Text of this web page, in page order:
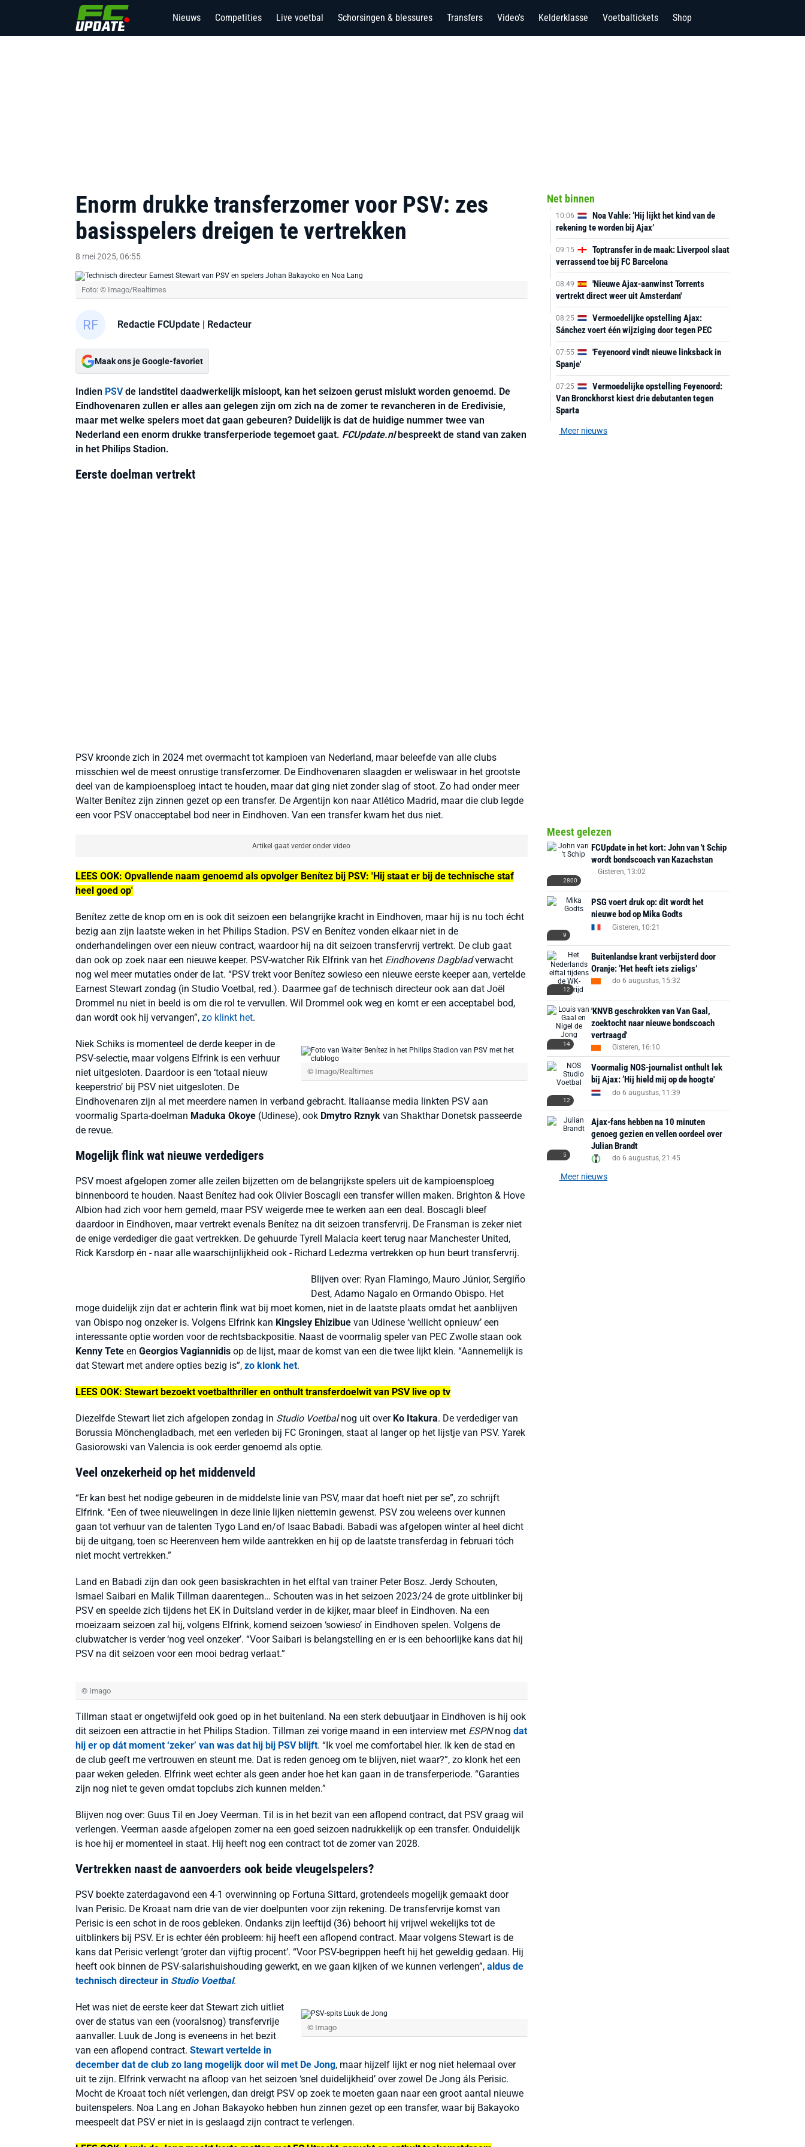
Nieuws Competities Live voetbal Schorsingen & blessures Transfers Video's Kelderklasse Voetbaltickets Shop
Enorm drukke transferzomer voor PSV: zes
basisspelers dreigen te vertrekken
8 mei 2025, 06:55
Foto: © Imago/Realtimes
Redactie FCUpdate | Redacteur
Maak ons je Google-favoriet
Indien PSVde landstitel daadwerkelijk misloopt, kan het seizoen gerust mislukt worden genoemd. De
Eindhovenaren zullen er alles aan gelegen zijn om zich na de zomer te revancheren in de Eredivisie,
maar met welke spelers moet dat gaan gebeuren? Duidelijk is dat de huidige nummer twee van
Nederland een enorm drukke transferperiode tegemoet gaat. FCUpdate.nlbespreekt de stand van zaken
in het Philips Stadion.
Eerste doelman vertrekt
PSV kroonde zich in 2024 met overmacht tot kampioen van Nederland, maar beleefde van alle clubs
misschien wel de meest onrustige transferzomer. De Eindhovenaren slaagden er weliswaar in het grootste
deel van de kampioensploeg intact te houden, maar dat ging niet zonder slag of stoot. Zo had onder meer
Walter Benítez zijn zinnen gezet op een transfer. De Argentijn kon naar Atlético Madrid, maar die club legde
een voor PSV onacceptabel bod neer in Eindhoven. Van een transfer kwam het dus niet.
Artikel gaat verder onder video
LEES OOK: Opvallende naam genoemd als opvolger Benítez bij PSV: 'Hij staat er bij de technische staf
heel goed op'
Benítez zette de knop om en is ook dit seizoen een belangrijke kracht in Eindhoven, maar hij is nu toch écht
bezig aan zijn laatste weken in het Philips Stadion. PSV en Benítez vonden elkaar niet in de
onderhandelingen over een nieuw contract, waardoor hij na dit seizoen transfervrij vertrekt. De club gaat
dan ook op zoek naar een nieuwe keeper. PSV-watcher Rik Elfrink van het Eindhovens Dagbladverwacht
nog wel meer mutaties onder de lat. “PSV trekt voor Benítez sowieso een nieuwe eerste keeper aan, vertelde
Earnest Stewart zondag (in Studio Voetbal, red.). Daarmee gaf de technisch directeur ook aan dat Joël
Drommel nu niet in beeld is om die rol te vervullen. Wil Drommel ook weg en komt er een acceptabel bod,
dan wordt ook hij vervangen”, zo klinkt het.
© Imago/Realtimes
Niek Schiks is momenteel de derde keeper in de
PSV-selectie, maar volgens Elfrink is een verhuur
niet uitgesloten. Daardoor is een ‘totaal nieuw
keeperstrio’ bij PSV niet uitgesloten. De
Eindhovenaren zijn al met meerdere namen in verband gebracht. Italiaanse media linkten PSV aan
voormalig Sparta-doelman Maduka Okoye (Udinese), ook Dmytro Rznyk van Shakthar Donetsk passeerde
de revue.
Mogelijk flink wat nieuwe verdedigers
PSV moest afgelopen zomer alle zeilen bijzetten om de belangrijkste spelers uit de kampioensploeg
binnenboord te houden. Naast Benítez had ook Olivier Boscagli een transfer willen maken. Brighton & Hove
Albion had zich voor hem gemeld, maar PSV weigerde mee te werken aan een deal. Boscagli bleef
daardoor in Eindhoven, maar vertrekt evenals Benítez na dit seizoen transfervrij. De Fransman is zeker niet
de enige verdediger die gaat vertrekken. De gehuurde Tyrell Malacia keert terug naar Manchester United,
Rick Karsdorp én - naar alle waarschijnlijkheid ook - Richard Ledezma vertrekken op hun beurt transfervrij.
Blijven over: Ryan Flamingo, Mauro Júnior, Sergiño
Dest, Adamo Nagalo en Ormando Obispo. Het
moge duidelijk zijn dat er achterin flink wat bij moet komen, niet in de laatste plaats omdat het aanblijven
van Obispo nog onzeker is. Volgens Elfrink kan Kingsley Ehizibue van Udinese ‘wellicht opnieuw’ een
interessante optie worden voor de rechtsbackpositie. Naast de voormalig speler van PEC Zwolle staan ook
Kenny Tete en Georgios Vagiannidis op de lijst, maar de komst van een die twee lijkt klein. “Aannemelijk is
dat Stewart met andere opties bezig is”, zo klonk het.
LEES OOK: Stewart bezoekt voetbalthriller en onthult transferdoelwit van PSV live op tv
Diezelfde Stewart liet zich afgelopen zondag in Studio Voetbalnog uit over Ko Itakura. De verdediger van
Borussia Mönchengladbach, met een verleden bij FC Groningen, staat al langer op het lijstje van PSV. Yarek
Gasiorowski van Valencia is ook eerder genoemd als optie.
Veel onzekerheid op het middenveld
“Er kan best het nodige gebeuren in de middelste linie van PSV, maar dat hoeft niet per se”, zo schrijft
Elfrink. “Een of twee nieuwelingen in deze linie lijken niettemin gewenst. PSV zou weleens over kunnen
gaan tot verhuur van de talenten Tygo Land en/of Isaac Babadi. Babadi was afgelopen winter al heel dicht
bij de uitgang, toen sc Heerenveen hem wilde aantrekken en hij op de laatste transferdag in februari tóch
niet mocht vertrekken.”
Land en Babadi zijn dan ook geen basiskrachten in het elftal van trainer Peter Bosz. Jerdy Schouten,
Ismael Saibari en Malik Tillman daarentegen… Schouten was in het seizoen 2023/24 de grote uitblinker bij
PSV en speelde zich tijdens het EK in Duitsland verder in de kijker, maar bleef in Eindhoven. Na een
moeizaam seizoen zal hij, volgens Elfrink, komend seizoen ‘sowieso’ in Eindhoven spelen. Volgens de
clubwatcher is verder ‘nog veel onzeker’. “Voor Saibari is belangstelling en er is een behoorlijke kans dat hij
PSV na dit seizoen voor een mooi bedrag verlaat.”
© Imago
Tillman staat er ongetwijfeld ook goed op in het buitenland. Na een sterk debuutjaar in Eindhoven is hij ook
dit seizoen een attractie in het Philips Stadion. Tillman zei vorige maand in een interview met ESPNnog dat
hij er op dát moment ‘zeker’ van was dat hij bij PSV blijft. “Ik voel me comfortabel hier. Ik ken de stad en
de club geeft me vertrouwen en steunt me. Dat is reden genoeg om te blijven, niet waar?”, zo klonk het een
paar weken geleden. Elfrink weet echter als geen ander hoe het kan gaan in de transferperiode. “Garanties
zijn nog niet te geven omdat topclubs zich kunnen melden.”
Blijven nog over: Guus Til en Joey Veerman. Til is in het bezit van een aflopend contract, dat PSV graag wil
verlengen. Veerman aasde afgelopen zomer na een goed seizoen nadrukkelijk op een transfer. Onduidelijk
is hoe hij er momenteel in staat. Hij heeft nog een contract tot de zomer van 2028.
Vertrekken naast de aanvoerders ook beide vleugelspelers?
PSV boekte zaterdagavond een 4-1 overwinning op Fortuna Sittard, grotendeels mogelijk gemaakt door
Ivan Perisic. De Kroaat nam drie van de vier doelpunten voor zijn rekening. De transfervrije komst van
Perisic is een schot in de roos gebleken. Ondanks zijn leeftijd (36) behoort hij vrijwel wekelijks tot de
uitblinkers bij PSV. Er is echter één probleem: hij heeft een aflopend contract. Maar volgens Stewart is de
kans dat Perisic verlengt ‘groter dan vijftig procent’. “Voor PSV-begrippen heeft hij het geweldig gedaan. Hij
heeft ook binnen de PSV-salarishuishouding gewerkt, en we gaan kijken of we kunnen verlengen”, aldus de
technisch directeur in Studio Voetbal.
© Imago
Het was niet de eerste keer dat Stewart zich uitliet
over de status van een (vooralsnog) transfervrije
aanvaller. Luuk de Jong is eveneens in het bezit
van een aflopend contract. Stewart vertelde in
december dat de club zo lang mogelijk door wil met De Jong, maar hijzelf lijkt er nog niet helemaal over
uit te zijn. Elfrink verwacht na afloop van het seizoen ‘snel duidelijkheid’ over zowel De Jong áls Perisic.
Mocht de Kroaat toch níét verlengen, dan dreigt PSV op zoek te moeten gaan naar een groot aantal nieuwe
buitenspelers. Noa Lang en Johan Bakayoko hebben hun zinnen gezet op een transfer, waar bij Bakayoko
meespeelt dat PSV er niet in is geslaagd zijn contract te verlengen.
Net binnen
10:06
Noa Vahle: ‘Hij lijkt het kind van de
rekening te worden bij Ajax’
09:15
Toptransfer in de maak: Liverpool slaat
verrassend toe bij FC Barcelona
08:49
'Nieuwe Ajax-aanwinst Torrents
vertrekt direct weer uit Amsterdam'
08:25
Vermoedelijke opstelling Ajax:
Sánchez voert één wijziging door tegen PEC
07:55
'Feyenoord vindt nieuwe linksback in
Spanje'
07:25
Vermoedelijke opstelling Feyenoord:
Van Bronckhorst kiest drie debutanten tegen
Sparta
Meer nieuws
Meest gelezen
2800
FCUpdate in het kort: John van 't Schip
wordt bondscoach van Kazachstan
Gisteren, 13:02
9
PSG voert druk op: dit wordt het
nieuwe bod op Mika Godts
Gisteren, 10:21
12
Buitenlandse krant verbijsterd door
Oranje: ‘Het heeft iets zieligs’
do 6 augustus, 15:32
14
'KNVB geschrokken van Van Gaal,
zoektocht naar nieuwe bondscoach
vertraagd'
Gisteren, 16:10
12
Voormalig NOS-journalist onthult lek
bij Ajax: ‘Hij hield mij op de hoogte'
do 6 augustus, 11:39
5
Ajax-fans hebben na 10 minuten
genoeg gezien en vellen oordeel over
Julian Brandt
do 6 augustus, 21:45
Meer nieuws